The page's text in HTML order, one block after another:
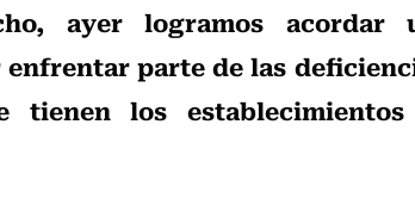
ayer logramos acordar
parte de las
los